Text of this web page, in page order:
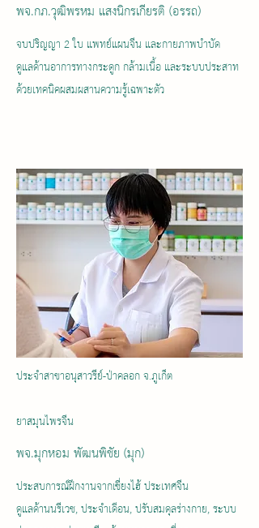
พจ.กภ.วุฒิพรหม แสงนิกรเกียรติ (อรรถ)
จบปริญญา 2 ใบ แพทย์แผนจีน และกายภาพบำบัด
ดูแลด้านอาการทางกระดูก กล้ามเนื้อ และระบบประสาท
ด้วยเทคนิคผสมผสานความรู้เฉพาะตัว
ประจำสาขาอนุสาวรีย์-ป่าคลอก จ.ภูเก็ต
ยาสมุนไพรจีน
พจ.มุกหอม พัฒนพิชัย (มุก)
ประสบการณ์ฝึกงานจากเซี่ยงไฮ้ ประเทศจีน
ดูแลด้านนรีเวช, ประจำเดือน, ปรับสมดุลร่างกาย, ระบบ